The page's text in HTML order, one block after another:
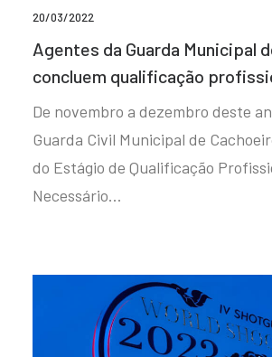
20/03/2022
Agentes da Guarda Municipal
concluem qualificação
De novembro a dezembro deste
Guarda Civil Municipal de
do Estágio de Qualificação
Necessário…